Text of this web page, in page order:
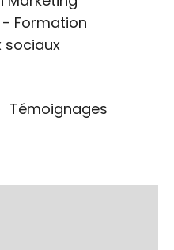
Témoignages